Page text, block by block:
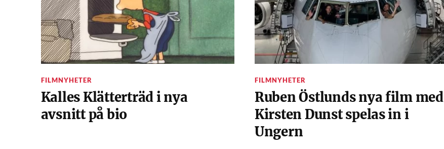
FILMNYHETER
Kalles Klätterträd i nya
avsnitt på bio
FILMNYHETER
Ruben Östlunds nya film med
Kirsten Dunst spelas in i
Ungern